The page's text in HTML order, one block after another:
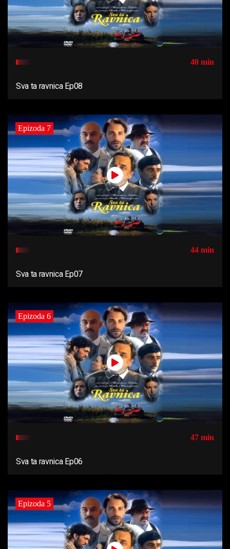
40 min
Sva ta ravnica Ep08
Epizoda 7
44 min
Sva ta ravnica Ep07
Epizoda 6
47 min
Sva ta ravnica Ep06
Epizoda 5